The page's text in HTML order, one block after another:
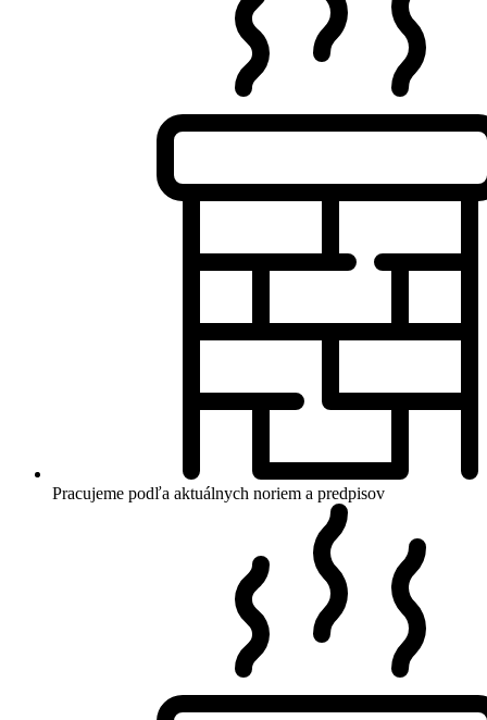
Pracujeme podľa aktuálnych noriem a predpisov